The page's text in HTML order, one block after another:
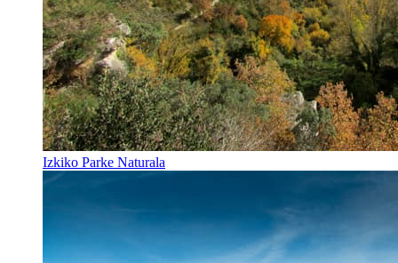
Izkiko Parke Naturala